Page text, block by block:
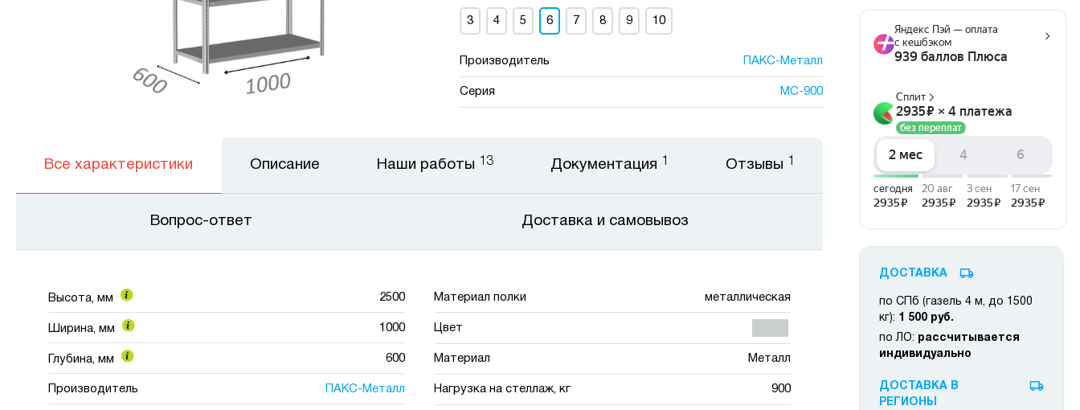
3 4 5 6 7 8 9 10
Производитель ПАКС-Металл
Серия МС-900
Все характеристики
Высота, мм 2500
Ширина, мм 1000
Глубина, мм 600
Производитель ПАКС-Металл
Материал полки металлическая
Цвет
Материал Металл
Нагрузка на стеллаж, кг 900
Описание Наши работы 13 Документация Отзывы
Вопрос-ответ Доставка и самовывоз
ДОСТАВКА
по СПб (газель 4 м, до 1500
кг): 1 500 руб.
по ЛО: рассчитывается
индивидуально
ДОСТАВКА В
РЕГИОНЫ